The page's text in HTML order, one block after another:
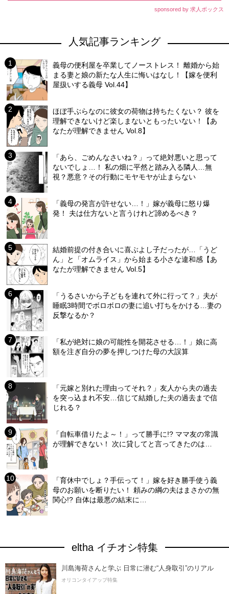
sponsored by 求人ボックス
人気記事ランキング
義母の便利屋を卒業してノーストレス！ 離婚から始
まる妻と娘の新たな人生に悔いはなし！【嫁を便利
屋扱いする義母 Vol.44】
ほぼ手ぶらなのに彼女の荷物は持ちたくない？ 彼を
理解できないけど楽しまないともったいない！【あ
なたが理解できません Vol.8】
「あら、ごめんなさいね？」って絶対悪いと思って
ないでしょ…！ 私の畑に平然と踏み入る隣人…無
視？悪意？その行動にモヤモヤが止まらない
「義母の発言が許せない…！」嫁が義母に怒り爆
発！ 夫は仕方ないと言うけれど諦めるべき？
結婚前提の付き合いに喜ぶよし子だったが…「うど
ん」と「オムライス」から始まる小さな違和感【あ
なたが理解できません Vol.5】
「うるさいから子どもを連れて外に行って？」夫が
睡眠3時間でボロボロの妻に追い打ちをかける…妻の
反撃なるか？
「私が絶対に娘の可能性を開花させる…！」娘に高
額を注ぎ自分の夢を押しつけた母の大誤算
「元嫁と別れた理由ってそれ？」友人から夫の過去
を突っ込まれ不安…信じて結婚した夫の過去まで信
じれる？
「自転車借りたよ～！」って勝手に!? ママ友の常識
が理解できない！ 次に貸してと言ってきたのは…
「育休中でしょ？手伝って！」嫁を好き勝手使う義
母のお願いを断りたい！ 頼みの綱の夫はまさかの無
関心!? 自体は最悪の結末に…
eltha イチオシ特集
川島海荷さんと学ぶ 日常に潜む“人身取引”のリアル
オリコンタイアップ特集